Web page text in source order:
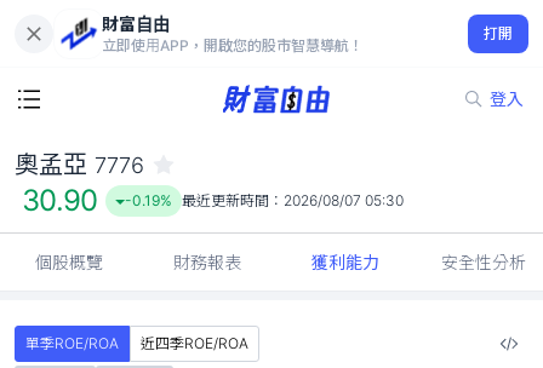
財富自由
立即使用APP，開啟您的股市智慧導航！
打開
登入
30.90
-0.19%
奧孟亞 7776
30.90 -0.19% 最近更新時間： 2026/08/07 05:30
個股概覽 財務報表 獲利能力 安全性分析
單季ROE/ROA
近四季ROE/ROA